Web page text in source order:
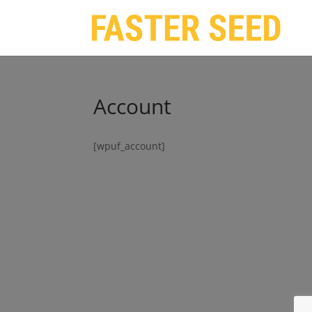
Account
[wpuf_account]